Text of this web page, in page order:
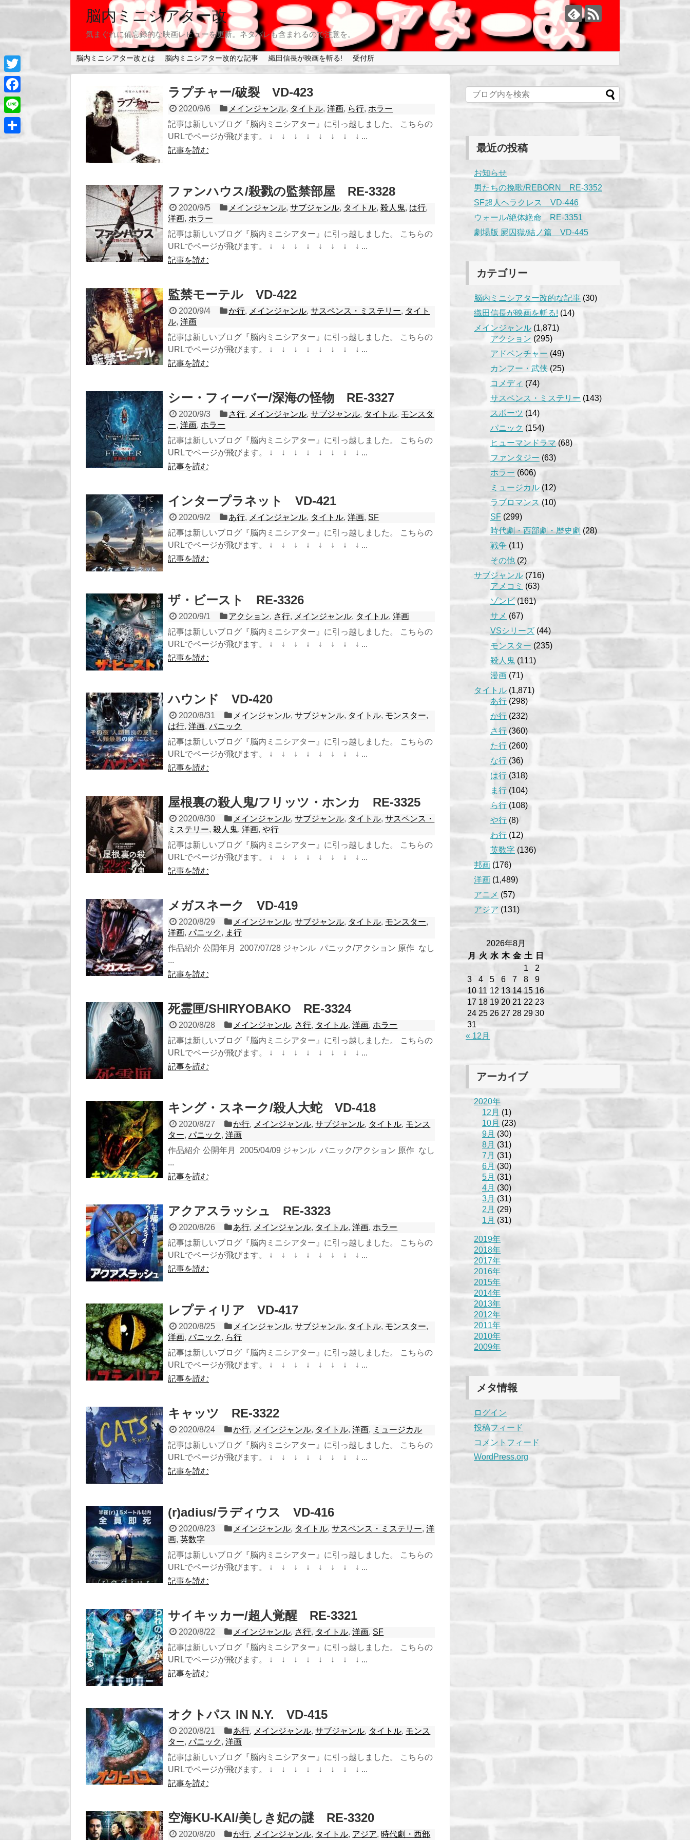
脳内ミニシアター改
気まぐれに備忘録的な映画レビューを更新。ネタバレも含まれるので注意を。
脳内ミニシアター改とは 脳内ミニシアター改的な記事 織田信長が映画を斬る! 受付所
ラプチャー/破裂 VD-423
2020/9/6 メインジャンル, タイトル,洋画, ら行, ホラー
記事は新しいブログ『脳内ミニシアター』に引っ越しました。 こちらの
URLでページが飛びます。 ↓ ↓ ↓ ↓ ↓ ↓ ↓ ↓ ...
記事を読む
ファンハウス/殺戮の監禁部屋 RE-3328
2020/9/5 メインジャンル,サブジャンル, タイトル,殺人鬼, は行,
洋画, ホラー
記事は新しいブログ『脳内ミニシアター』に引っ越しました。 こちらの
URLでページが飛びます。 ↓ ↓ ↓ ↓ ↓ ↓ ↓ ↓ ...
記事を読む
監禁モーテル VD-422
2020/9/4 か行, メインジャンル,サスペンス・ミステリー, タイト
ル, 洋画
記事は新しいブログ『脳内ミニシアター』に引っ越しました。 こちらの
URLでページが飛びます。 ↓ ↓ ↓ ↓ ↓ ↓ ↓ ↓ ...
記事を読む
シー・フィーバー/深海の怪物 RE-3327
2020/9/3 さ行, メインジャンル,サブジャンル, タイトル, モンスタ
ー, 洋画, ホラー
記事は新しいブログ『脳内ミニシアター』に引っ越しました。 こちらの
URLでページが飛びます。 ↓ ↓ ↓ ↓ ↓ ↓ ↓ ↓ ...
記事を読む
インタープラネット VD-421
2020/9/2 あ行, メインジャンル, タイトル,洋画, SF
記事は新しいブログ『脳内ミニシアター』に引っ越しました。 こちらの
URLでページが飛びます。 ↓ ↓ ↓ ↓ ↓ ↓ ↓ ↓ ...
記事を読む
ザ・ビースト RE-3326
2020/9/1 アクション, さ行, メインジャンル, タイトル,洋画
記事は新しいブログ『脳内ミニシアター』に引っ越しました。 こちらの
URLでページが飛びます。 ↓ ↓ ↓ ↓ ↓ ↓ ↓ ↓ ...
記事を読む
ハウンド VD-420
2020/8/31 メインジャンル,サブジャンル, タイトル, モンスター,
は行, 洋画, パニック
記事は新しいブログ『脳内ミニシアター』に引っ越しました。 こちらの
URLでページが飛びます。 ↓ ↓ ↓ ↓ ↓ ↓ ↓ ↓ ...
記事を読む
屋根裏の殺人鬼/フリッツ・ホンカ RE-3325
2020/8/30 メインジャンル,サブジャンル, タイトル,サスペンス・
ミステリー, 殺人鬼, 洋画, や行
記事は新しいブログ『脳内ミニシアター』に引っ越しました。 こちらの
URLでページが飛びます。 ↓ ↓ ↓ ↓ ↓ ↓ ↓ ↓ ...
記事を読む
メガスネーク VD-419
2020/8/29 メインジャンル,サブジャンル, タイトル, モンスター,
洋画, パニック, ま行
作品紹介 公開年月 2007/07/28 ジャンル パニック/アクション 原作 なし
...
記事を読む
死霊匣/SHIRYOBAKO RE-3324
2020/8/28 メインジャンル, さ行, タイトル,洋画, ホラー
記事は新しいブログ『脳内ミニシアター』に引っ越しました。 こちらの
URLでページが飛びます。 ↓ ↓ ↓ ↓ ↓ ↓ ↓ ↓ ...
記事を読む
キング・スネーク/殺人大蛇 VD-418
2020/8/27 か行, メインジャンル,サブジャンル, タイトル, モンス
ター, パニック, 洋画
作品紹介 公開年月 2005/04/09 ジャンル パニック/アクション 原作 なし
...
記事を読む
アクアスラッシュ RE-3323
2020/8/26 あ行, メインジャンル, タイトル,洋画, ホラー
記事は新しいブログ『脳内ミニシアター』に引っ越しました。 こちらの
URLでページが飛びます。 ↓ ↓ ↓ ↓ ↓ ↓ ↓ ↓ ...
記事を読む
レプティリア VD-417
2020/8/25 メインジャンル,サブジャンル, タイトル, モンスター,
洋画, パニック, ら行
記事は新しいブログ『脳内ミニシアター』に引っ越しました。 こちらの
URLでページが飛びます。 ↓ ↓ ↓ ↓ ↓ ↓ ↓ ↓ ...
記事を読む
キャッツ RE-3322
2020/8/24 か行, メインジャンル, タイトル,洋画, ミュージカル
記事は新しいブログ『脳内ミニシアター』に引っ越しました。 こちらの
URLでページが飛びます。 ↓ ↓ ↓ ↓ ↓ ↓ ↓ ↓ ...
記事を読む
(r)adius/ラディウス VD-416
2020/8/23 メインジャンル, タイトル,サスペンス・ミステリー,洋
画, 英数字
記事は新しいブログ『脳内ミニシアター』に引っ越しました。 こちらの
URLでページが飛びます。 ↓ ↓ ↓ ↓ ↓ ↓ ↓ ↓ ...
記事を読む
サイキッカー/超人覚醒 RE-3321
2020/8/22 メインジャンル, さ行, タイトル,洋画, SF
記事は新しいブログ『脳内ミニシアター』に引っ越しました。 こちらの
URLでページが飛びます。 ↓ ↓ ↓ ↓ ↓ ↓ ↓ ↓ ...
記事を読む
オクトパス IN N.Y. VD-415
2020/8/21 あ行, メインジャンル,サブジャンル, タイトル, モンス
ター, パニック, 洋画
記事は新しいブログ『脳内ミニシアター』に引っ越しました。 こちらの
URLでページが飛びます。 ↓ ↓ ↓ ↓ ↓ ↓ ↓ ↓ ...
記事を読む
空海KU-KAI/美しき妃の謎 RE-3320
2020/8/20 か行, メインジャンル, タイトル, アジア, 時代劇・西部
最近の投稿
お知らせ
男たちの挽歌/REBORN RE-3352
SF超人ヘラクレス VD-446
ウォール/絶体絶命 RE-3351
劇場版 屍囚獄/結ノ篇 VD-445
カテゴリー
脳内ミニシアター改的な記事 (30)
織田信長が映画を斬る! (14)
メインジャンル (1,871)
アクション (295)
アドベンチャー (49)
カンフー・武侠 (25)
コメディ (74)
サスペンス・ミステリー (143)
スポーツ (14)
パニック (154)
ヒューマンドラマ (68)
ファンタジー (63)
ホラー (606)
ミュージカル (12)
ラブロマンス (10)
SF (299)
時代劇・西部劇・歴史劇 (28)
戦争 (11)
その他 (2)
サブジャンル (716)
アメコミ (63)
ゾンビ(161)
サメ (67)
VSシリーズ (44)
モンスター (235)
殺人鬼 (111)
漫画 (71)
タイトル (1,871)
あ行 (298)
か行 (232)
さ行 (360)
た行 (260)
な行 (36)
は行 (318)
ま行 (104)
ら行 (108)
や行 (8)
わ行 (12)
英数字 (136)
邦画 (176)
洋画 (1,489)
アニメ (57)
アジア (131)
2026年8月
月
火 水 木 金 土
日
1
2
3
4 5 6 7 8
9
10 11 12 13 14 15 16
17 18 19 20 21 22 23
24 25 26 27 28 29 30
31
« 12月
アーカイブ
2020年
12月 (1)
10月 (23)
9月 (30)
8月 (31)
7月 (31)
6月 (30)
5月 (31)
4月 (30)
3月 (31)
2月 (29)
1月 (31)
2019年
2018年
2017年
2016年
2015年
2014年
2013年
2012年
2011年
2010年
2009年
メタ情報
ログイン
投稿フィード
コメントフィード
WordPress.org
T
w
i
r
F
a
c
L